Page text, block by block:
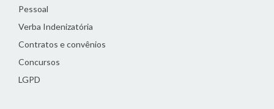
Pessoal
Verba Indenizatória
Contratos e convênios
Concursos
LGPD